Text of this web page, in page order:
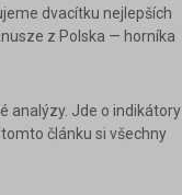
dvacítku nejlepších
z Polska — horníka
analýzy. Jde o indikátory
článku si všechny